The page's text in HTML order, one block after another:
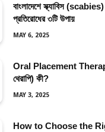
বাংলাদেশে স্ক্যাবিস (scabies)
প্রতিরোধের ৩টি উপায়
MAY 6, 2025
Oral Placement Therapy
থেরাপি) কী?
MAY 3, 2025
How to Choose the